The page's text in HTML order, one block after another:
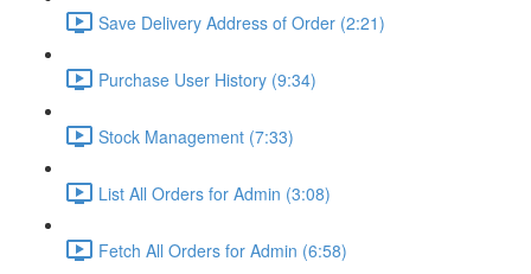
Save Delivery Address of Order (2:21)
Purchase User History (9:34)
Stock Management (7:33)
List All Orders for Admin (3:08)
Fetch All Orders for Admin (6:58)